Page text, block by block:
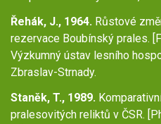
Řehák, J., 1964. Růstové
rezervace Boubínský prales.
Výzkumný ústav lesního
Zbraslav-Strnady.
Staněk, T., 1989.
pralesovitých reliktů v ČSR.